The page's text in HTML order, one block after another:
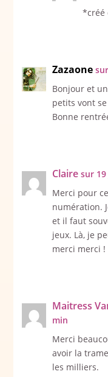
*créé
Zazaone
Bonjour et
petits vont
Bonne
Claire sur
Merci pour
numération.
et il faut
jeux. Là, je
merci merci !
Maitress
min
Merci
avoir la
les milliers.